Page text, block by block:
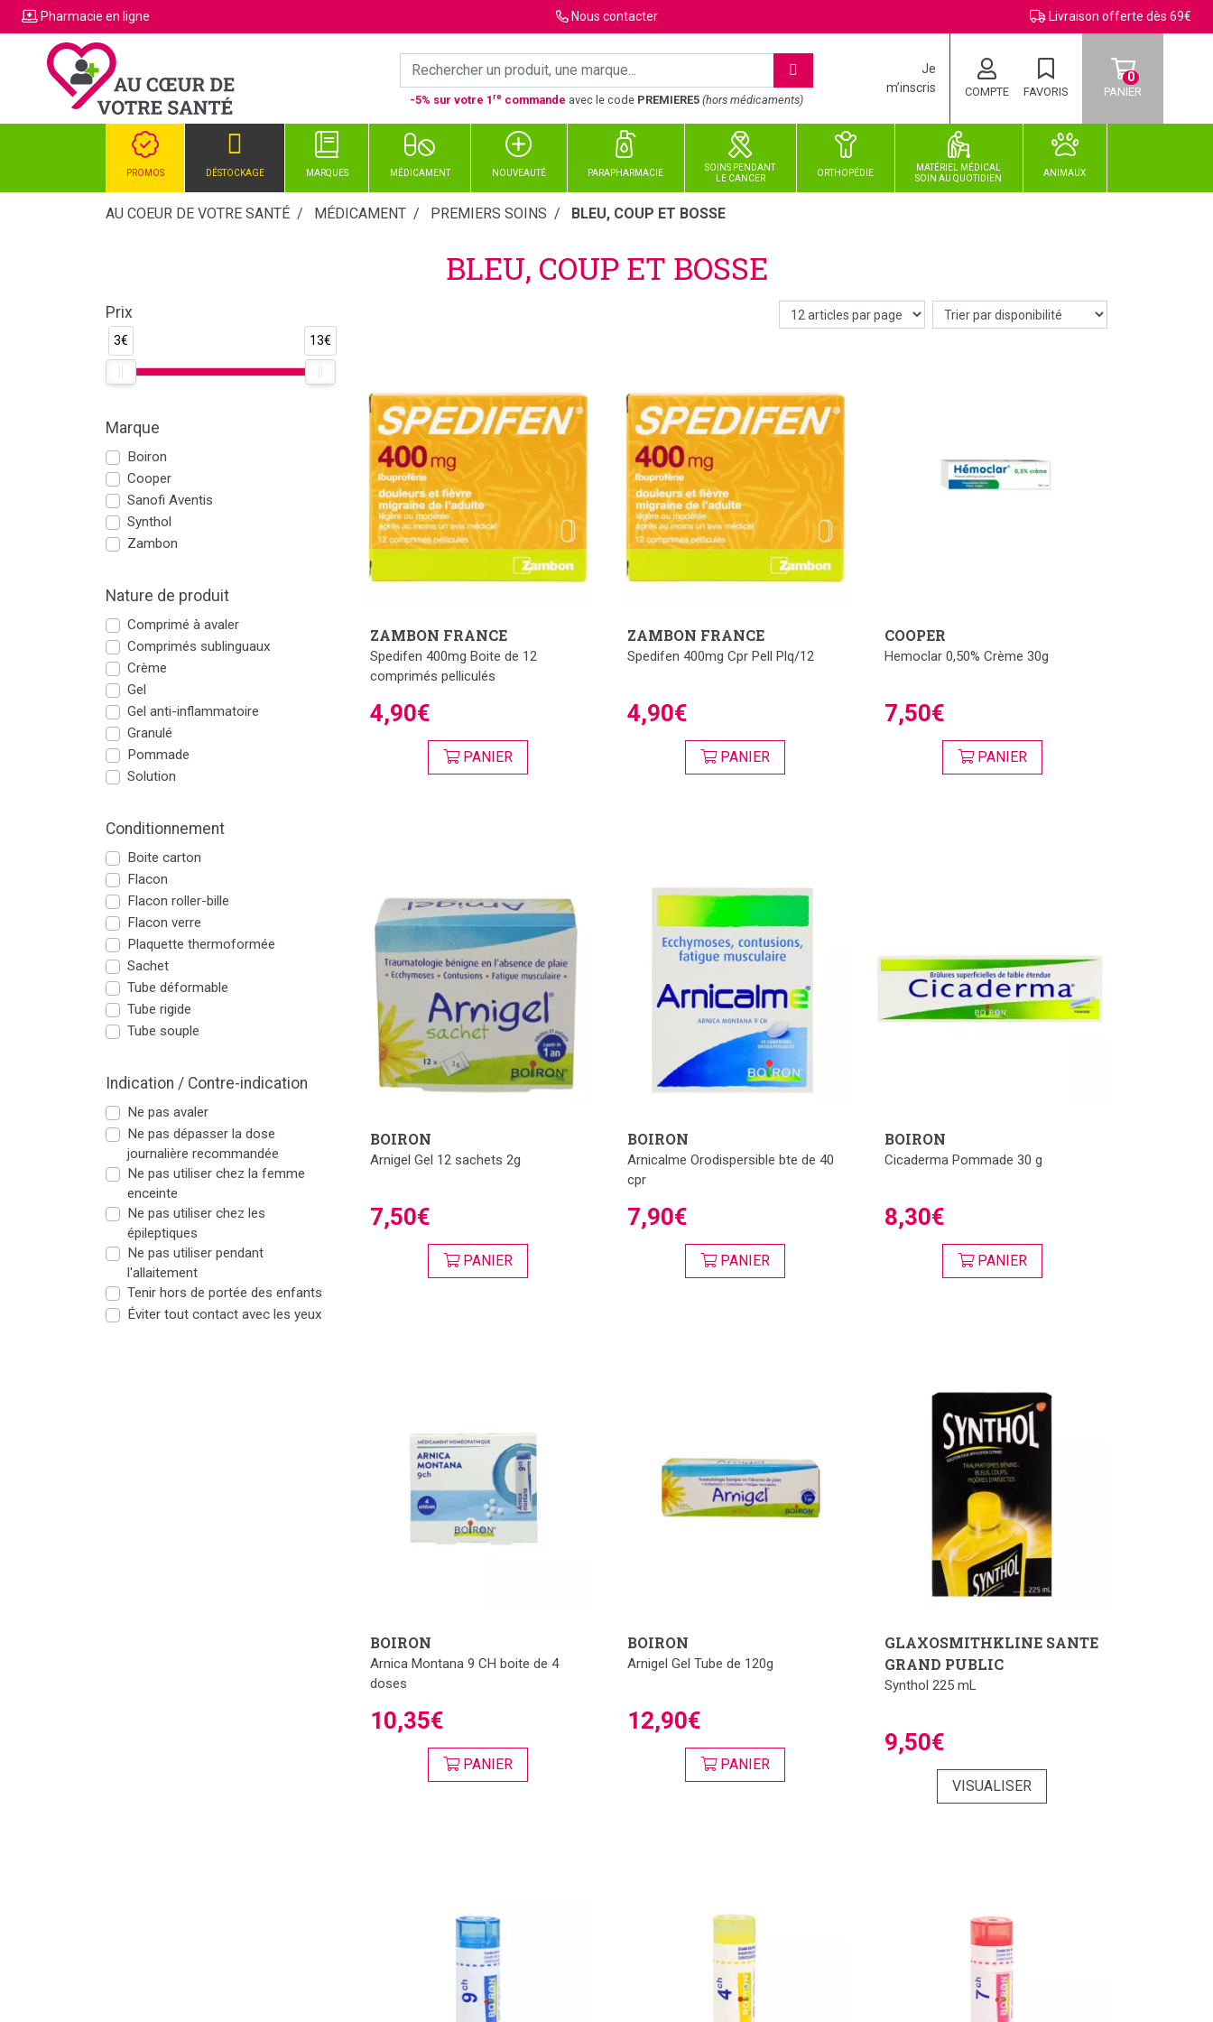
Pharmacie en ligne Nous contacter Livraison offerte dès 69€
-5% sur votre 1re commande avec le code PREMIERE5 (hors médicaments)
Je
m’inscris
COMPTE FAVORIS PANIER
0
PROMOS DÉSTOCKAGE MARQUES MÉDICAMENT NOUVEAUTÉ PARAPHARMACIE
SOINS PENDANT
LE CANCER
ORTHOPÉDIE
MATÉRIEL MÉDICAL
SOINAUQUOTIDIEN
ANIMAUX
AU COEUR DE VOTRE SANTÉ MÉDICAMENT PREMIERS SOINS BLEU, COUP ET BOSSE
BLEU, COUP ET BOSSE
Prix
3€ 13€
Marque
Boiron
Cooper
Sanofi Aventis
Synthol
Zambon
Nature de produit
Comprimé à avaler
Comprimés sublinguaux
Crème
Gel
Gel anti-inflammatoire
Granulé
Pommade
Solution
Conditionnement
Boite carton
Flacon
Flacon roller-bille
Flacon verre
Plaquette thermoformée
Sachet
Tube déformable
Tube rigide
Tube souple
Indication / Contre-indication
Ne pas avaler
Ne pas dépasser la dose
journalière recommandée
Ne pas utiliser chez la femme
enceinte
Ne pas utiliser chez les
épileptiques
Ne pas utiliser pendant
l'allaitement
Tenir hors de portée des enfants
Éviter tout contact avec les yeux
ZAMBON FRANCE
Spedifen 400mg Boite de 12
comprimés pelliculés
4,90€
PANIER
ZAMBON FRANCE
Spedifen 400mg Cpr Pell Plq/12
4,90€
PANIER
COOPER
Hemoclar 0,50% Crème 30g
7,50€
PANIER
BOIRON
Arnigel Gel 12 sachets 2g
7,50€
PANIER
BOIRON
Arnicalme Orodispersible bte de 40
cpr
7,90€
PANIER
BOIRON
Cicaderma Pommade 30 g
8,30€
PANIER
BOIRON
Arnica Montana 9 CH boite de 4
doses
10,35€
PANIER
BOIRON
Arnigel Gel Tube de 120g
12,90€
PANIER
GLAXOSMITHKLINE SANTE
GRAND PUBLIC
Synthol 225 mL
9,50€
VISUALISER